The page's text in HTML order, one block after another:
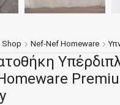
Shop Nef-Nef Homeware